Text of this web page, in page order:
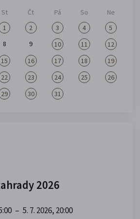
St Čt Pá So
Ne
1
2 3 4
5
8 9 10 11
12
15 16 17 18
19
22 23 24 25
26
29 30 31
2026
– 5. 7. 2026, 20:00